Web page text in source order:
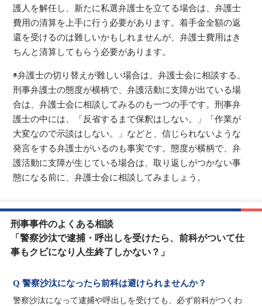
護人を解任し、新たに私選弁護士を立てる場合は、弁護士
費用の清算を上手に行う必要があります。着手金全額の返
還を受けるのは難しいかもしれませんが、弁護士費用はき
ちんと清算してもらう必要があります。
◉弁護士の切り替えが難しい場合は、弁護士会に相談する。
刑事弁護士の態度が横柄で、弁護活動に支障が出ている場
合は、弁護士会に相談してみるのも一つの手です。刑事弁
護士の中には、「反省するまで保釈はしない。」「作業が
大変なので示談はしない。」などと、信じられないような
発言をする弁護士がいるのも事実です。態度が横柄で、弁
護活動に支障が生じている場合は、取り返しがつかない事
態になる前に、弁護士会に相談してみましょう。
刑事事件のよくある相談
「警察沙汰で逮捕・呼出しを受けたら、前科がついて仕
事もクビになり人生終了しかない？」
Q 警察沙汰になったら前科は避けられませんか？
警察沙汰になって逮捕や呼出しを受けても、必ず前科がつくわ